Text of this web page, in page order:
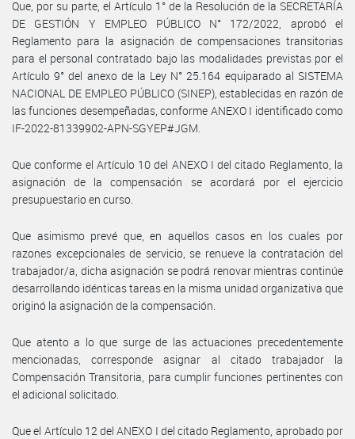
Que, por su parte, el Artículo 1° de la Resolución de la SECRETARÍA
DE GESTIÓN Y EMPLEO PÚBLICO N° 172/2022, aprobó el
Reglamento para la asignación de compensaciones transitorias
para el personal contratado bajo las modalidades previstas por el
Artículo 9° del anexo de la Ley N° 25.164 equiparado al SISTEMA
NACIONAL DE EMPLEO PÚBLICO (SINEP), establecidas en razón de
las funciones desempeñadas, conforme ANEXO I identificado como
IF-2022-81339902-APN-SGYEP#JGM.
Que conforme el Artículo 10 del ANEXO I del citado Reglamento, la
asignación de la compensación se acordará por el ejercicio
presupuestario en curso.
Que asimismo prevé que, en aquellos casos en los cuales por
razones excepcionales de servicio, se renueve la contratación del
trabajador/a, dicha asignación se podrá renovar mientras continúe
desarrollando idénticas tareas en la misma unidad organizativa que
originó la asignación de la compensación.
Que atento a lo que surge de las actuaciones precedentemente
mencionadas, corresponde asignar al citado trabajador la
Compensación Transitoria, para cumplir funciones pertinentes con
el adicional solicitado.
Que el Artículo 12 del ANEXO I del citado Reglamento, aprobado por